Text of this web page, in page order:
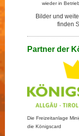
wieder in Betrieb
Bilder und
finden
Partner der
Die Freizeitanlage
die Königscard